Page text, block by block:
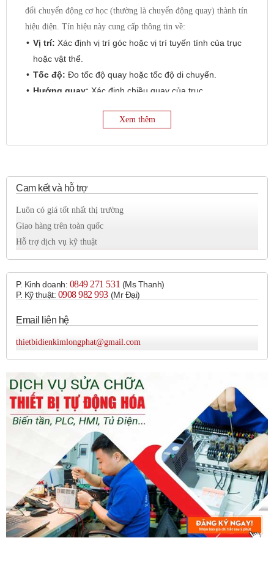
đổi chuyển động cơ học (thường là chuyển động quay) thành tín
hiệu điện. Tín hiệu này cung cấp thông tin về:
Vị trí: Xác định vị trí góc hoặc vị trí tuyến tính của trục
hoặc vật thể.
Tốc độ: Đo tốc độ quay hoặc tốc độ di chuyển.
Hướng quay: Xác định chiều quay của trục.
Encoder Autonics được ứng dụng rộng rãi trong nhiều lĩnh vực
tự động hóa, bao gồm:
Máy CNC:Đo lường và điều khiển vị trí trục máy, dao
Robot công nghiệp:Điều khiển khớp nối, vị trí cánh
tay robot.
Động cơ servo: Phản hồi vị trí và tốc độ để điều khiển
chính xác.
Máy đóng gói:Kiểm soát vị trí và tốc độ của băng tải,
đầu rót.
Thiết bị in ấn:Định vị đầu in, cuộn giấy.
Thang máy:Giám sát vị trí cabin và tốc độ di chuyển.
động khác.
Kích thước:
Autonics cung cấp encoder với nhiều kích thước khác nhau để
phù hợp với các yêu cầu lắp đặt khác nhau. Kích thước của
encoder thường được xác định bởi:
Đường kính thân:Phổ biến các đường kính như
Ø40mm, Ø50mm, Ø58mm và nhiều kích thước khác.
Đường kính trục:Các tùy chọn đường kính trục phổ
biến bao gồm Ø6mm, Ø8mm, Ø10mm, v.v.
Chiều dài:Chiều dài tổng thể của encoder tùy thuộc
vào model và các tùy chọn kết nối.
Đặc điểm chung:
Độ phân giải đa dạng:Cung cấp nhiều mức độ phân
Xem thêm
Cam kết và hỗ trợ
Luôn có giá tốt nhất thị trường
Giao hàng trên toàn quốc
Hỗ trợ dịch vụ kỹ thuật
P. Kinh doanh: 0849 271 531 (Ms Thanh)
P. Kỹ thuật: 0908 982 993​ (Mr Đại)
Email liên hệ
thietbidienkimlongphat@gmail.com